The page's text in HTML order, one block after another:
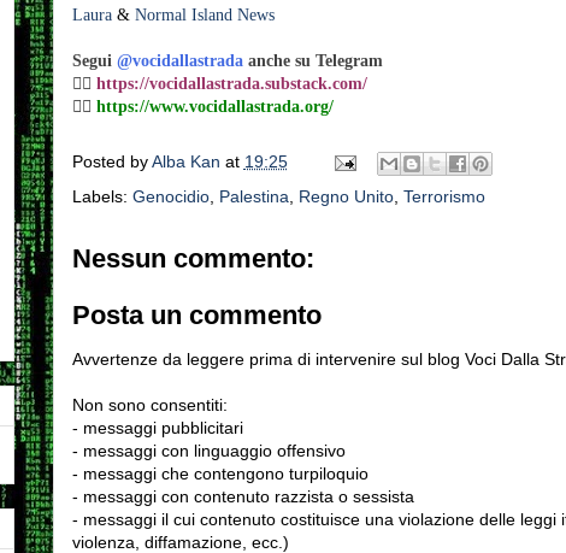
Laura& Normal Island News
Segui @vocidallastradaanche su Telegram
👉🏼 https://vocidallastrada.substack.com/
👉🏼 https://www.vocidallastrada.org/
Posted byAlba Kan at 19:25
Labels: Genocidio, Palestina Regno Unito, Terrorismo
Nessun commento:
Posta un commento
Avvertenze da leggere prima di intervenire sul blog Voci Dalla
Non sono consentiti:
- messaggi pubblicitari
- messaggi con linguaggio offensivo
- messaggi che contengono turpiloquio
- messaggi con contenuto razzista o sessista
- messaggi il cui contenuto costituisce una violazione delle
violenza, diffamazione, ecc.)